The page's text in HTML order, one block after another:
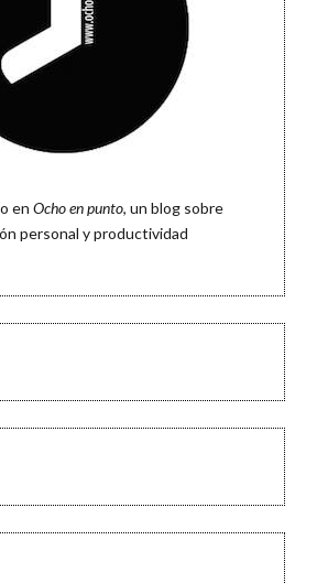
en Ocho en punto, un blog sobre
personal y productividad